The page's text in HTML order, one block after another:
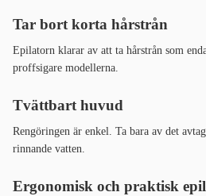
Tar bort korta hårstrån
Epilatorn klarar av att ta hårstrån som
proffsigare modellerna.
Tvättbart huvud
Rengöringen är enkel. Ta bara av det
rinnande vatten.
Ergonomisk och praktisk